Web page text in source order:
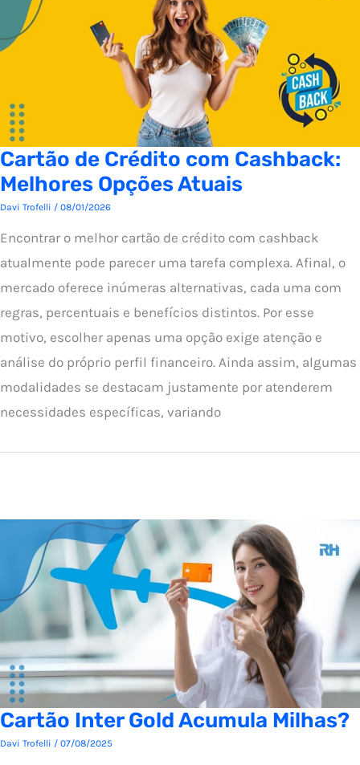
Cartão de Crédito com Cashback:
Melhores Opções Atuais
Davi Trofelli / 08/01/2026
Encontrar o melhor cartão de crédito com cashback
atualmente pode parecer uma tarefa complexa. Afinal, o
mercado oferece inúmeras alternativas, cada uma com
regras, percentuais e benefícios distintos. Por esse
motivo, escolher apenas uma opção exige atenção e
análise do próprio perfil financeiro. Ainda assim, algumas
modalidades se destacam justamente por atenderem
necessidades específicas, variando
Cartão Inter Gold Acumula Milhas?
Davi Trofelli / 07/08/2025